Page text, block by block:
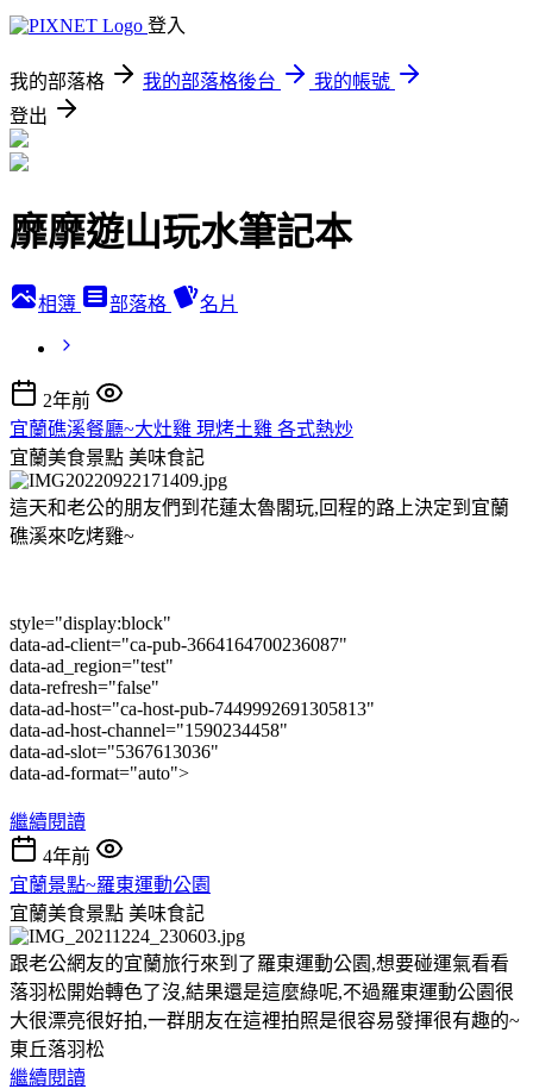
登入
我的部落格 我的部落格後台
我的帳號
登出
靡靡遊山玩水筆記本
相簿 部落格 名片
2年前
宜蘭礁溪餐廳~大灶雞 現烤土雞 各式熱炒
宜蘭美食景點 美味食記
這天和老公的朋友們到花蓮太魯閣玩,回程的路上決定到宜蘭
礁溪來吃烤雞~
style="display:block"
data-ad-client="ca-pub-3664164700236087"
data-ad_region="test"
data-refresh="false"
data-ad-host="ca-host-pub-7449992691305813"
data-ad-host-channel="1590234458"
data-ad-slot="5367613036"
data-ad-format="auto">
繼續閱讀
4年前
宜蘭景點~羅東運動公園
宜蘭美食景點 美味食記
跟老公網友的宜蘭旅行來到了羅東運動公園,想要碰運氣看看
落羽松開始轉色了沒,結果還是這麼綠呢,不過羅東運動公園很
大很漂亮很好拍,一群朋友在這裡拍照是很容易發揮很有趣的~
東丘落羽松
繼續閱讀